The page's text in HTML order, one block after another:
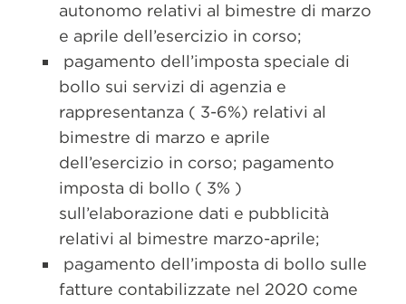
autonomo relativi al bimestre di marzo
e aprile dell’esercizio in corso;
pagamento dell’imposta speciale di
bollo sui servizi di agenzia e
rappresentanza ( 3-6%) relativi al
bimestre di marzo e aprile
dell’esercizio in corso; pagamento
imposta di bollo ( 3% )
sull’elaborazione dati e pubblicità
relativi al bimestre marzo-aprile;
pagamento dell’imposta di bollo sulle
fatture contabilizzate nel 2020 come